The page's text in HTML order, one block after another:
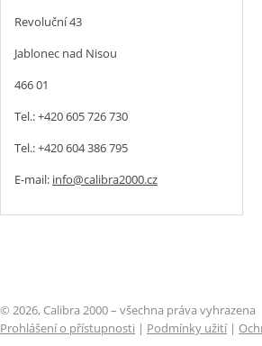
Revoluční 43
Jablonec nad Nisou
466 01
Tel.: +420 605 726 730
Tel.: +420 604 386 795
E-mail: info@calibra2000.cz
© 2026, Calibra 2000 – všechna práva vyhrazena
Prohlášení o přístupnosti | Podmínky užití|